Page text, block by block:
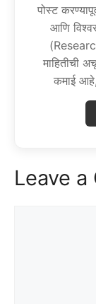
पोस्ट
आणि
माहितीची
कमाई आहे,
Leave